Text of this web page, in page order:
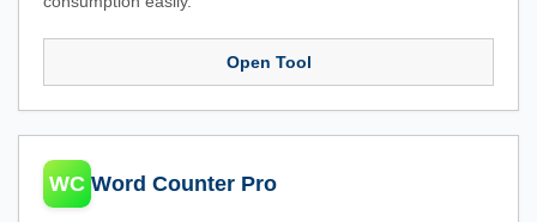
Open Tool
WC Word Counter Pro